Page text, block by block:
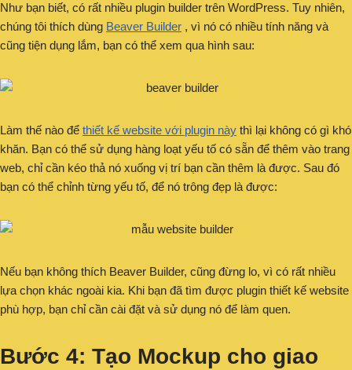
Như bạn biết, có rất nhiều plugin builder trên WordPress. Tuy nhiên,
chúng tôi thích dùng Beaver Builder , vì nó có nhiều tính năng và
cũng tiện dụng lắm, bạn có thể xem qua hình sau:
Làm thế nào để thiết kế website với plugin này thì lại không có gì khó
khăn. Bạn có thể sử dụng hàng loạt yếu tố có sẵn để thêm vào trang
web, chỉ cần kéo thả nó xuống vị trí bạn cần thêm là được. Sau đó
bạn có thể chỉnh từng yếu tố, để nó trông đẹp là được:
Nếu bạn không thích Beaver Builder, cũng đừng lo, vì có rất nhiều
lựa chọn khác ngoài kia. Khi bạn đã tìm được plugin thiết kế website
phù hợp, bạn chỉ cần cài đặt và sử dụng nó để làm quen.
Bước 4: Tạo Mockup cho giao